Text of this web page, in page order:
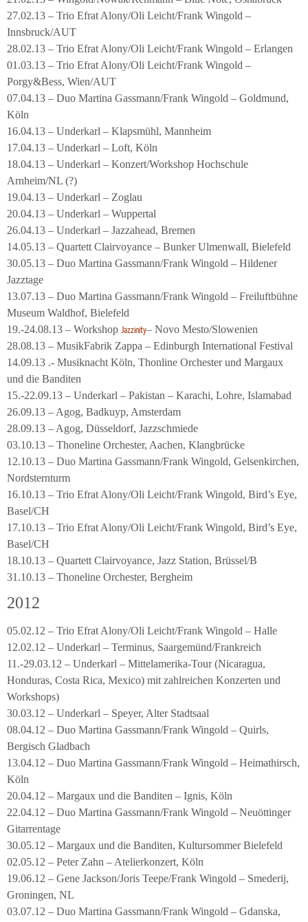
27.02.13 – Trio Efrat Alony/Oli Leicht/Frank Wingold –
Innsbruck/AUT
28.02.13 – Trio Efrat Alony/Oli Leicht/Frank Wingold – Erlangen
01.03.13 – Trio Efrat Alony/Oli Leicht/Frank Wingold –
Porgy&Bess, Wien/AUT
07.04.13 – Duo Martina Gassmann/Frank Wingold – Goldmund,
Köln
16.04.13 – Underkarl – Klapsmühl, Mannheim
17.04.13 – Underkarl – Loft, Köln
18.04.13 – Underkarl – Konzert/Workshop Hochschule
Arnheim/NL (?)
19.04.13 – Underkarl – Zoglau
20.04.13 – Underkarl – Wuppertal
26.04.13 – Underkarl – Jazzahead, Bremen
14.05.13 – Quartett Clairvoyance – Bunker Ulmenwall, Bielefeld
30.05.13 – Duo Martina Gassmann/Frank Wingold – Hildener
Jazztage
13.07.13 – Duo Martina Gassmann/Frank Wingold – Freiluftbühne
Museum Waldhof, Bielefeld
19.-24.08.13 – Workshop Jazzinity– Novo Mesto/Slowenien
28.08.13 – MusikFabrik Zappa – Edinburgh International Festival
14.09.13 .- Musiknacht Köln, Thonline Orchester und Margaux
und die Banditen
15.-22.09.13 – Underkarl – Pakistan – Karachi, Lohre, Islamabad
26.09.13 – Agog, Badkuyp, Amsterdam
28.09.13 – Agog, Düsseldorf, Jazzschmiede
03.10.13 – Thoneline Orchester, Aachen, Klangbrücke
12.10.13 – Duo Martina Gassmann/Frank Wingold, Gelsenkirchen,
Nordsternturm
16.10.13 – Trio Efrat Alony/Oli Leicht/Frank Wingold, Bird’s Eye,
Basel/CH
17.10.13 – Trio Efrat Alony/Oli Leicht/Frank Wingold, Bird’s Eye,
Basel/CH
18.10.13 – Quartett Clairvoyance, Jazz Station, Brüssel/B
31.10.13 – Thoneline Orchester, Bergheim
2012
05.02.12 – Trio Efrat Alony/Oli Leicht/Frank Wingold – Halle
12.02.12 – Underkarl – Terminus, Saargemünd/Frankreich
11.-29.03.12 – Underkarl – Mittelamerika-Tour (Nicaragua,
Honduras, Costa Rica, Mexico) mit zahlreichen Konzerten und
Workshops)
30.03.12 – Underkarl – Speyer, Alter Stadtsaal
08.04.12 – Duo Martina Gassmann/Frank Wingold – Quirls,
Bergisch Gladbach
13.04.12 – Duo Martina Gassmann/Frank Wingold – Heimathirsch,
Köln
20.04.12 – Margaux und die Banditen – Ignis, Köln
22.04.12 – Duo Martina Gassmann/Frank Wingold – Neuöttinger
Gitarrentage
30.05.12 – Margaux und die Banditen, Kultursommer Bielefeld
02.05.12 – Peter Zahn – Atelierkonzert, Köln
19.06.12 – Gene Jackson/Joris Teepe/Frank Wingold – Smederij,
Groningen, NL
03.07.12 – Duo Martina Gassmann/Frank Wingold – Gdanska,